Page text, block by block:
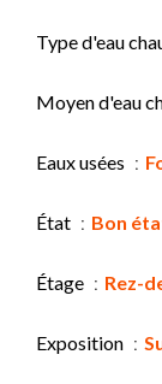
Type d'eau
Moyen d'eau
Eaux usées
État Bon
Étage Rez-
Exposition